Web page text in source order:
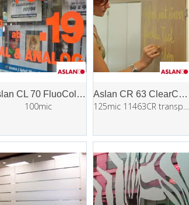
Aslan CL 70 FluoColour
100mic
Aslan CR 63 ClearChalk
125mic 11463CR transp, matt